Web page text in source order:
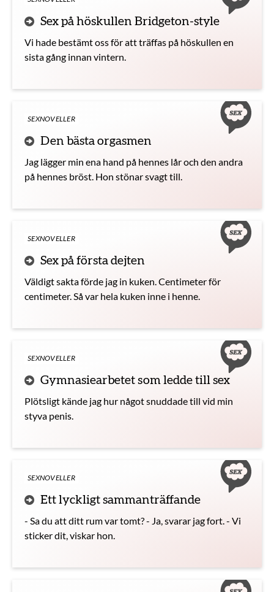
Sex på höskullen Bridgeton-style
Vi hade bestämt oss för att träffas på höskullen en
sista gång innan vintern.
SEXNOVELLER
Den bästa orgasmen
Jag lägger min ena hand på hennes lår och den andra
på hennes bröst. Hon stönar svagt till.
SEXNOVELLER
Sex på första dejten
Väldigt sakta förde jag in kuken. Centimeter för
centimeter. Så var hela kuken inne i henne.
SEXNOVELLER
Gymnasiearbetet som ledde till sex
Plötsligt kände jag hur något snuddade till vid min
styva penis.
SEXNOVELLER
Ett lyckligt sammanträffande
- Sa du att ditt rum var tomt? - Ja, svarar jag fort. - Vi
sticker dit, viskar hon.